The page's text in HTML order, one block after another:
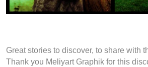
Great stories to discover, to share with
Thank you Meliyart Graphik for this